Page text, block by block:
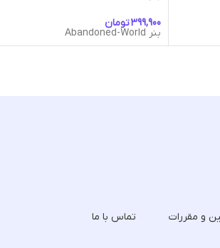
تومان
بنر Abandoned-World
و مقررات تماس با ما